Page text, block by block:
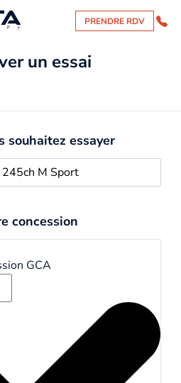
PRENDRE RDV
un essai
souhaitez essayer
concession
GCA